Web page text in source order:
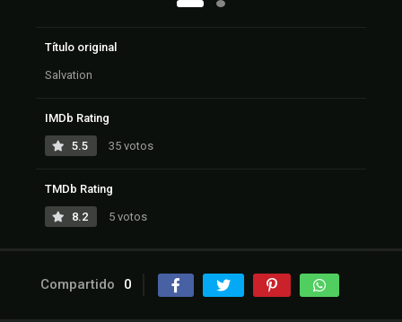
Título original
Salvation
IMDb Rating
5.5 35 votos
TMDb Rating
8.2 5 votos
Compartido 0